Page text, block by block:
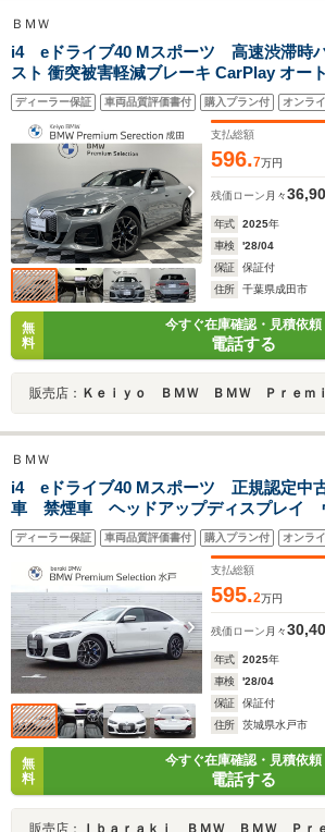
ＢＭＷ
i4 eドライブ40 Mスポーツ 高速渋滞時
スト 衝突被害軽減ブレーキ CarPlay オー
ルゲート ヘッドアップディスプレイ デジ
スアシスト アラウンドビューカメラ レー
シスト
ディーラー保証 車両品質評価書付 購入プラン付 オンラ
支払総額
596.7万円
残価ローン 月々
年式 2025年
車検
'28/04
保証
保証付
住所
千葉県成田市
無
料
今すぐ在庫確認・見積依頼
電話する
販売店： Ｋｅｉｙｏ ＢＭＷ ＢＭＷ Ｐｒｅｍｉｕｍ Ｓｅｌｅｃｔｉｏｎ 成田
ＢＭＷ
i4 eドライブ40 Mスポーツ 正規認定中
車 禁煙車 ヘッドアップディスプレイ
レザーシート シートヒーター アンビ
ハイビームアシスト ドライビングアシ
ナビ 全周囲カメラ ETC
ディーラー保証 車両品質評価書付 購入プラン付 オンラ
支払総額
595.2万円
残価ローン 月々
年式 2025年
車検
'28/04
保証
保証付
住所
茨城県水戸市
無
料
今すぐ在庫確認・見積依頼
電話する